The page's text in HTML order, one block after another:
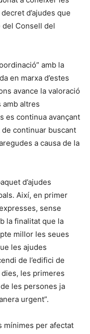
d’ajudes que
del Consell del
amb la
en marxa d’estes
avance la valoració
amb altres
es continua avançant
de continuar buscant
a causa de la
d’ajudes
Així, en primer
sense
la finalitat que la
millor les seues
les ajudes
de l’edifici de
dies, les primeres
les persones ja
urgent”.
mínimes per afectat